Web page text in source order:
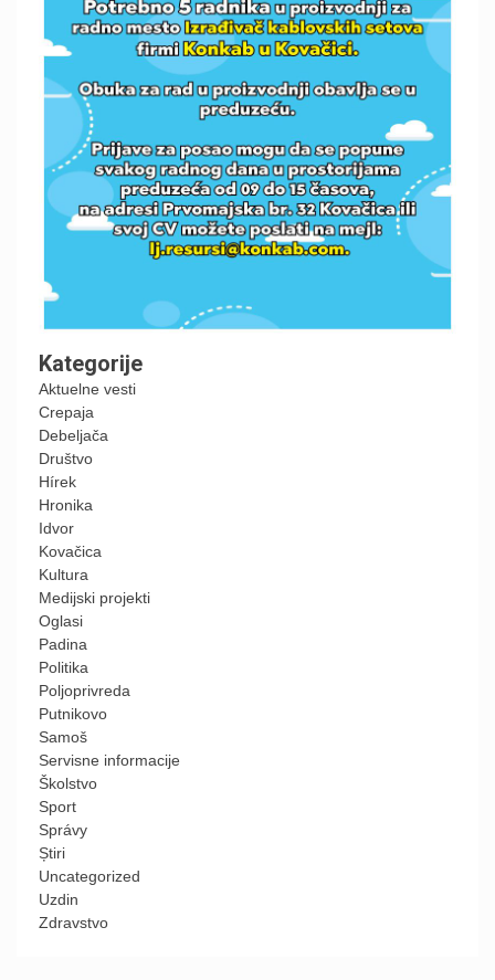
Kategorije
Aktuelne vesti
Crepaja
Debeljača
Društvo
Hírek
Hronika
Idvor
Kovačica
Kultura
Medijski projekti
Oglasi
Padina
Politika
Poljoprivreda
Putnikovo
Samoš
Servisne informacije
Školstvo
Sport
Správy
Știri
Uncategorized
Uzdin
Zdravstvo